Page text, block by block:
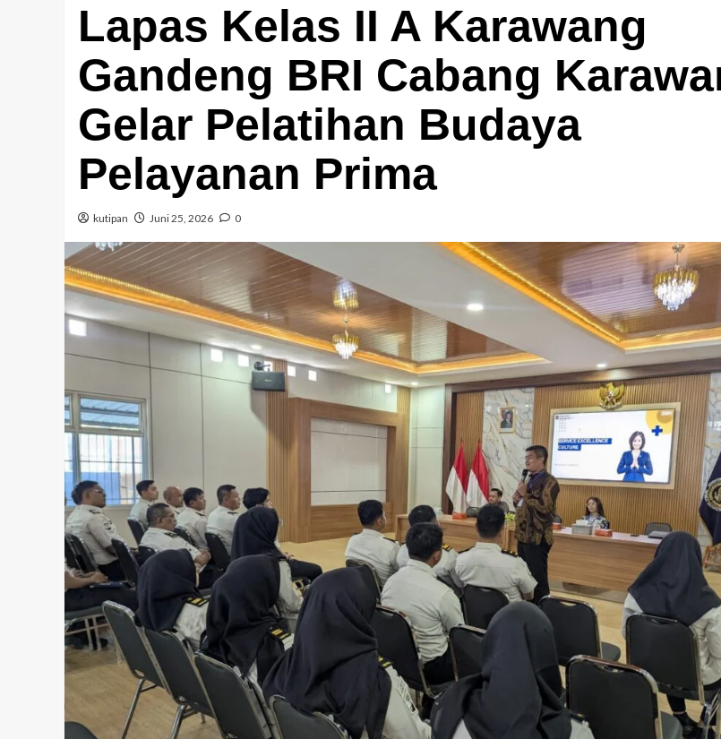
Lapas Kelas II A Karawang
Gandeng BRI Cabang
Gelar Pelatihan Budaya
Pelayanan Prima
kutipan Juni 25, 2026 0